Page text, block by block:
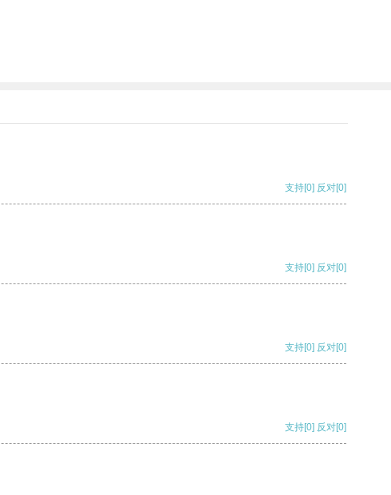
支持[0] 反对[0]
支持[0] 反对[0]
支持[0] 反对[0]
支持[0] 反对[0]